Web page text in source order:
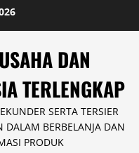
DAN
TERLENGKAP
SERTA TERSIER
BERBELANJA DAN
PRODUK